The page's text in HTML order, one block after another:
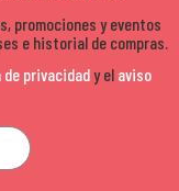
promociones y eventos
e historial de compras.
privacidady el aviso